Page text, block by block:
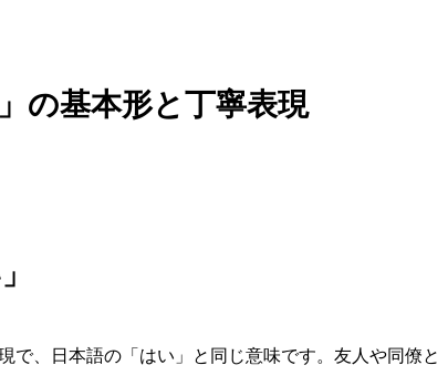
の基本形と丁寧表現
で、日本語の「はい」と同じ意味です。友人や同僚と